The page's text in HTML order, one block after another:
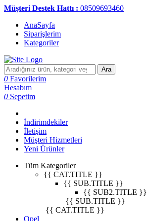
Müşteri Destek Hattı : 08509693460
AnaSayfa
Siparişlerim
Kategoriler
Ara
0 Favorilerim
Hesabım
0 Sepetim
İndirimdekiler
İletişim
Müşteri Hizmetleri
Yeni Ürünler
Tüm Kategoriler
{{ CAT.TITLE }}
{{ SUB.TITLE }}
{{ SUB2.TITLE }}
{{ SUB.TITLE }}
{{ CAT.TITLE }}
Opel